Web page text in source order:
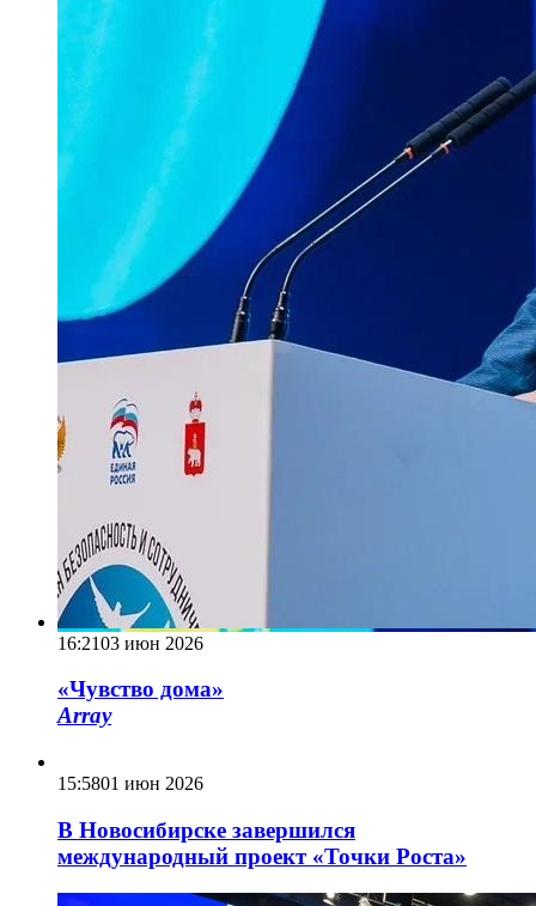
16:2103 июн 2026
«Чувство дома»
Array
15:5801 июн 2026
В Новосибирске завершился
международный проект «Точки Роста»